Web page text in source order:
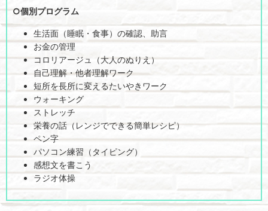
○個別プログラム
生活面（睡眠・食事）の確認、助言
お金の管理
コロリアージュ（大人のぬりえ）
自己理解・他者理解ワーク
短所を長所に変えるたいやきワーク
ウォーキング
ストレッチ
栄養の話（レンジでできる簡単レシピ）
ペン字
パソコン練習（タイピング）
感想文を書こう
ラジオ体操